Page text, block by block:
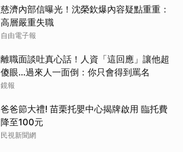
慈濟內部信曝光！沈榮欽爆內容疑點重重：
高層嚴重失職
自由電子報
離職面談吐真心話！人資「這回應」讓他超
傻眼…過來人一面倒：你只會得到罵名
鏡報
爸爸節大禮! 苗栗托嬰中心揭牌啟用 臨托費
降至100元
民視新聞網